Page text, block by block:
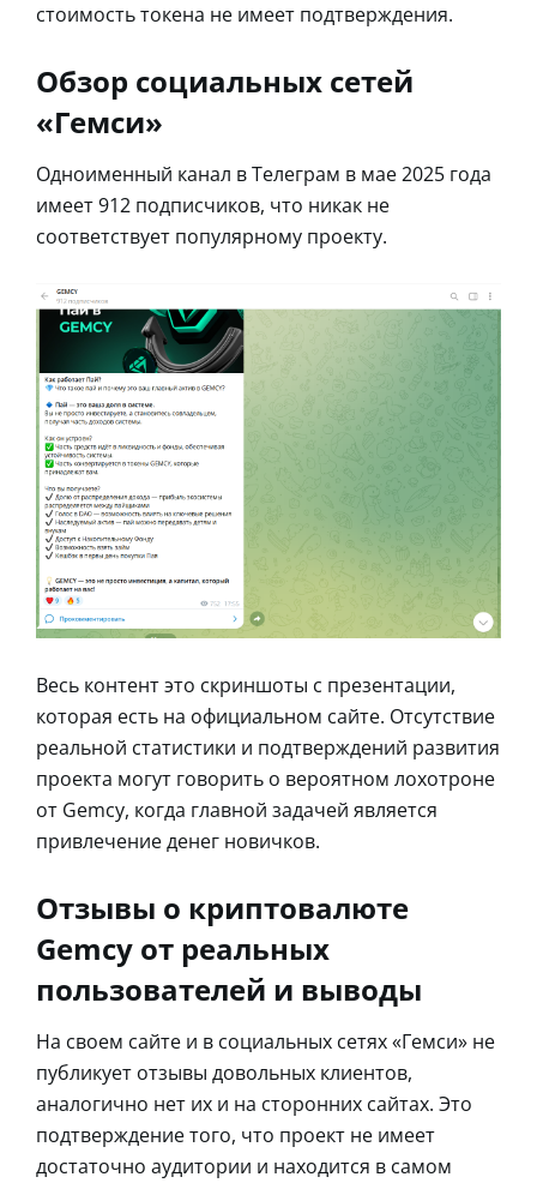
стоимость токена не имеет подтверждения.
Обзор социальных сетей
«Гемси»
Одноименный канал в Телеграм в мае 2025 года
имеет 912 подписчиков, что никак не
соответствует популярному проекту.
Весь контент это скриншоты с презентации,
которая есть на официальном сайте. Отсутствие
реальной статистики и подтверждений развития
проекта могут говорить о вероятном лохотроне
от Gemcy, когда главной задачей является
привлечение денег новичков.
Отзывы о криптовалюте
Gemcy от реальных
пользователей и выводы
На своем сайте и в социальных сетях «Гемси» не
публикует отзывы довольных клиентов,
аналогично нет их и на сторонних сайтах. Это
подтверждение того, что проект не имеет
достаточно аудитории и находится в самом